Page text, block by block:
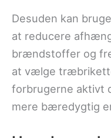
Desuden kan
at reducere
brændstoffer og
at vælge
forbrugerne aktivt
mere bæredygtig